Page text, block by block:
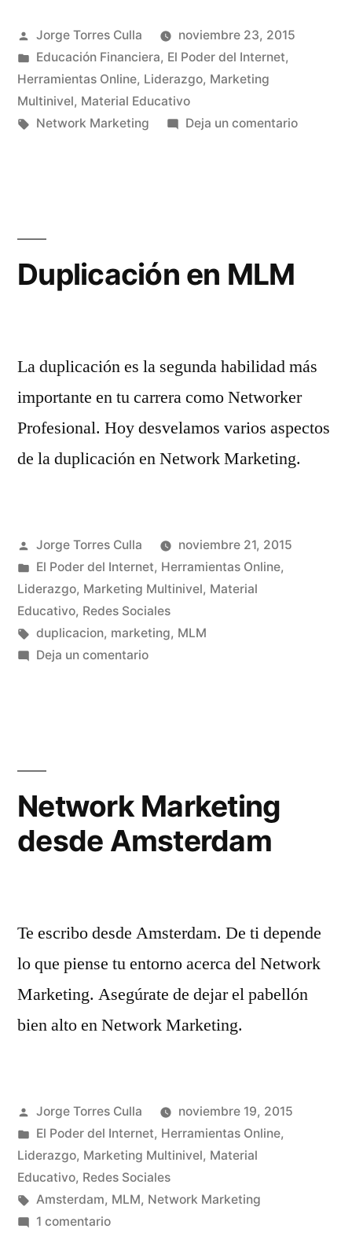
Publicado
por
Jorge Torres Culla
noviembre 23, 2015
Publicado
en
Educación Financiera, El Poder del Internet,
Herramientas Online, Liderazgo, Marketing
Multinivel, Material Educativo
Etiquetas:
Network Marketing Deja un comentarioen
Duplicación en MLM
La duplicación es la segunda habilidad más
importante en tu carrera como Networker
Profesional. Hoy desvelamos varios aspectos
de la duplicación en Network Marketing.
Publicado
por
Jorge Torres Culla
noviembre 21, 2015
Publicado
en
El Poder del Internet, Herramientas Online,
Liderazgo, Marketing Multinivel, Material
Educativo, Redes Sociales
Etiquetas:
duplicacion, marketing, MLM
Deja un comentarioen
Network Marketing
desde Amsterdam
Te escribo desde Amsterdam. De ti depende
lo que piense tu entorno acerca del Network
Marketing. Asegúrate de dejar el pabellón
bien alto en Network Marketing.
Publicado
por
Jorge Torres Culla
noviembre 19, 2015
Publicado
en
El Poder del Internet, Herramientas Online,
Liderazgo, Marketing Multinivel, Material
Educativo, Redes Sociales
Etiquetas:
Amsterdam, MLM, Network Marketing
1 comentarioen